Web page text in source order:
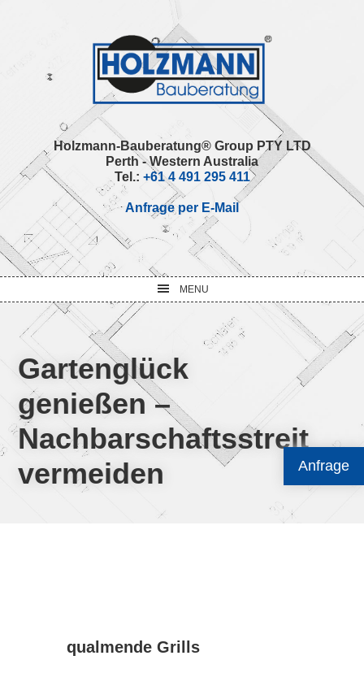
Anfrage
navigation
Holzmann-Bauberatung® Group PTY LTD
Perth - Western Australia
Tel.: +61 4 491 295 411
Anfrage per E-Mail
MENU
Gartenglück
genießen –
Nachbarschaftsstreit
vermeiden
qualmende Grills